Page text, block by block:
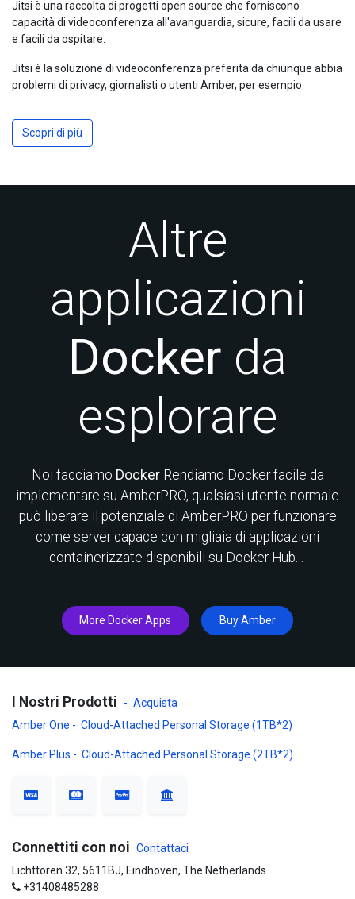
Jitsi è una raccolta di progetti open source che forniscono
capacità di videoconferenza all'avanguardia, sicure, facili da usare
e facili da ospitare.
Jitsi è la soluzione di videoconferenza preferita da chiunque abbia
problemi di privacy, giornalisti o utenti Amber, per esempio.
Scopri di più
Altre
applicazioni
Docker da
esplorare
Noi facciamo Docker Rendiamo Docker facile da
implementare su AmberPRO, qualsiasi utente normale
può liberare il potenziale di AmberPRO per funzionare
come server capace con migliaia di applicazioni
containerizzate disponibili su Docker Hub.
More Docker Apps Buy Amber
I Nostri Prodotti - Acquista
Amber One - Cloud-Attached Personal Storage (1TB*2)
Amber Plus - Cloud-Attached Personal Storage (2TB*2)
Connettiti con noi Contattaci
Lichttoren 32, 5611BJ, Eindhoven, The Netherlands
+31408485288